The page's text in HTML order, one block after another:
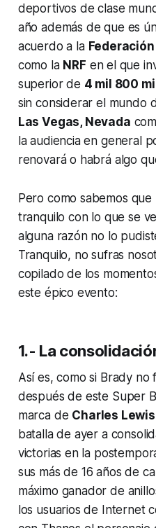
deportivos de clase
año además de que es
acuerdo a la
como la NRF en el que
superior de 4 mil 800
sin considerar el mundo
Las Vegas, Nevada
la audiencia en general
renovará o habrá algo
Pero como sabemos que
tranquilo con lo que se
alguna razón no lo
Tranquilo, no sufras
copilado de los
este épico evento:
1.- La
Así es, como si Brady
después de este Super
marca de Charles
batalla de ayer a
victorias en la
sus más de 16 años de
máximo ganador de
los usuarios de Internet